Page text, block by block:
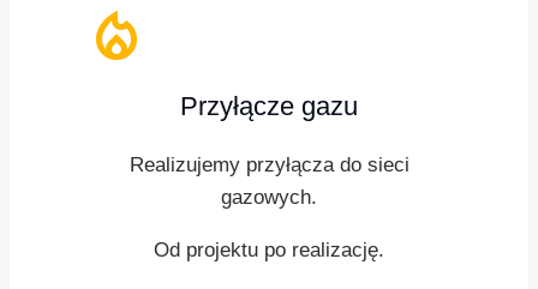
local_fire_department
Przyłącze gazu
Realizujemy przyłącza do sieci
gazowych.
Od projektu po realizację.